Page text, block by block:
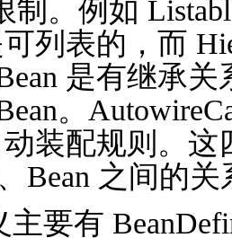
制。例如
列表的，而
是有继承关
。
动装配规则。
Bean 之间的
主要有